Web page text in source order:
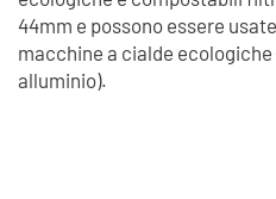
44mm e possono essere
macchine a cialde
alluminio).